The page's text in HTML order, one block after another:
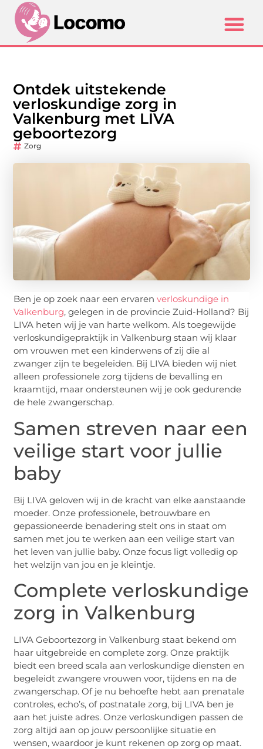
Ontdek uitstekende
verloskundige zorg in
Valkenburg met LIVA
geboortezorg
Zorg
Ben je op zoek naar een ervarenverloskundige in
Valkenburg, gelegen in de provincie Zuid-Holland? Bij
LIVA heten wij je van harte welkom. Als toegewijde
verloskundigepraktijk in Valkenburg staan wij klaar
om vrouwen met een kinderwens of zij die al
zwanger zijn te begeleiden. Bij LIVA bieden wij niet
alleen professionele zorg tijdens de bevalling en
kraamtijd, maar ondersteunen wij je ook gedurende
de hele zwangerschap.
Samen streven naar een
veilige start voor jullie
baby
Bij LIVA geloven wij in de kracht van elke aanstaande
moeder. Onze professionele, betrouwbare en
gepassioneerde benadering stelt ons in staat om
samen met jou te werken aan een veilige start van
het leven van jullie baby. Onze focus ligt volledig op
het welzijn van jou en je kleintje.
Complete verloskundige
zorg in Valkenburg
LIVA Geboortezorg in Valkenburg staat bekend om
haar uitgebreide en complete zorg. Onze praktijk
biedt een breed scala aan verloskundige diensten en
begeleidt zwangere vrouwen voor, tijdens en na de
zwangerschap. Of je nu behoefte hebt aan prenatale
controles, echo’s, of postnatale zorg, bij LIVA ben je
aan het juiste adres. Onze verloskundigen passen de
zorg altijd aan op jouw persoonlijke situatie en
wensen, waardoor je kunt rekenen op zorg op maat.